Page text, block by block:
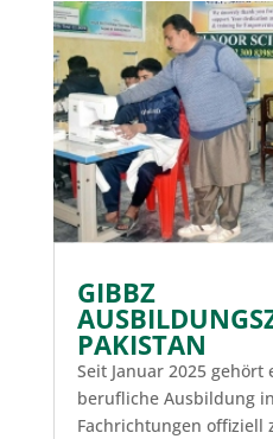
GIBBZ
PAKISTAN
Seit Januar 2025
berufliche Ausbildung
Fachrichtungen offiziell